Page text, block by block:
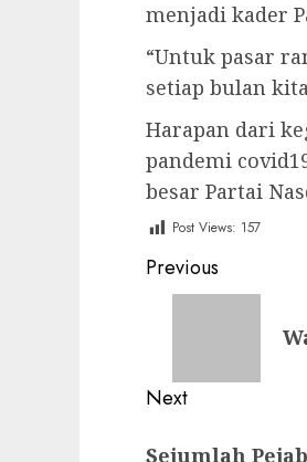
menjadi kader
“Untuk pasar
setiap bulan
Harapan dari
pandemi
besar Partai
Post Views: 157
Post
navigation
Previous
Next
Sejumlah